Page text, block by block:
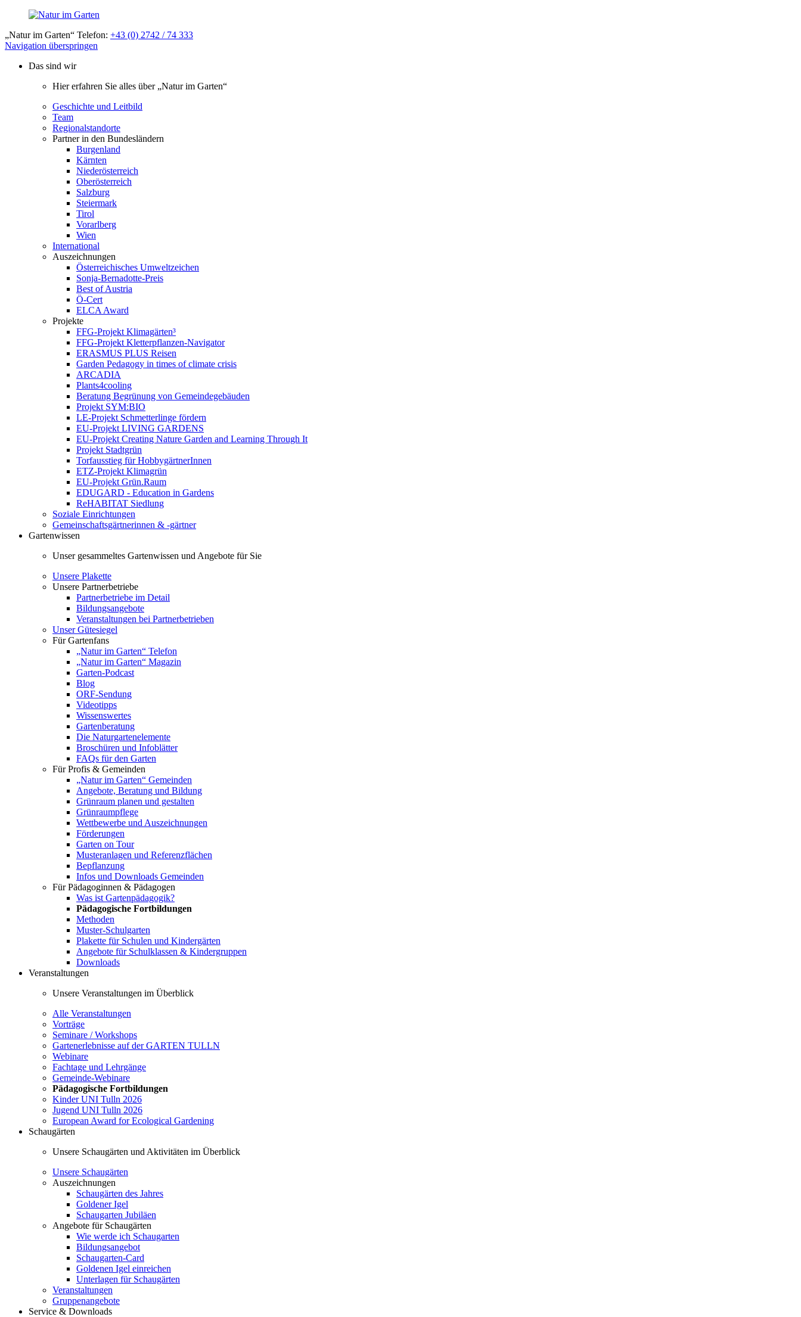
„Natur im Garten“ Telefon: +43 (0) 2742 / 74 333
Navigation überspringen
Das sind wir
Hier erfahren Sie alles über „Natur im Garten“
Geschichte und Leitbild
Team
Regionalstandorte
Partner in den Bundesländern
Burgenland
Kärnten
Niederösterreich
Oberösterreich
Salzburg
Steiermark
Tirol
Vorarlberg
Wien
International
Auszeichnungen
Österreichisches Umweltzeichen
Sonja-Bernadotte-Preis
Best of Austria
Ö-Cert
ELCA Award
Projekte
FFG-Projekt Klimagärten³
FFG-Projekt Kletterpflanzen-Navigator
ERASMUS PLUS Reisen
Garden Pedagogy in times of climate crisis
ARCADIA
Plants4cooling
Beratung Begrünung von Gemeindegebäuden
Projekt SYM:BIO
LE-Projekt Schmetterlinge fördern
EU-Projekt LIVING GARDENS
EU-Projekt Creating Nature Garden and Learning Through It
Projekt Stadtgrün
Torfausstieg für HobbygärtnerInnen
ETZ-Projekt Klimagrün
EU-Projekt Grün.Raum
EDUGARD - Education in Gardens
ReHABITAT Siedlung
Soziale Einrichtungen
Gemeinschaftsgärtnerinnen & -gärtner
Gartenwissen
Unser gesammeltes Gartenwissen und Angebote für Sie
Unsere Plakette
Unsere Partnerbetriebe
Partnerbetriebe im Detail
Bildungsangebote
Veranstaltungen bei Partnerbetrieben
Unser Gütesiegel
Für Gartenfans
„Natur im Garten“ Telefon
„Natur im Garten“ Magazin
Garten-Podcast
Blog
ORF-Sendung
Videotipps
Wissenswertes
Gartenberatung
Die Naturgartenelemente
Broschüren und Infoblätter
FAQs für den Garten
Für Profis & Gemeinden
„Natur im Garten“ Gemeinden
Angebote, Beratung und Bildung
Grünraum planen und gestalten
Grünraumpflege
Wettbewerbe und Auszeichnungen
Förderungen
Garten on Tour
Musteranlagen und Referenzflächen
Bepflanzung
Infos und Downloads Gemeinden
Für Pädagoginnen & Pädagogen
Was ist Gartenpädagogik?
Pädagogische Fortbildungen
Methoden
Muster-Schulgarten
Plakette für Schulen und Kindergärten
Angebote für Schulklassen & Kindergruppen
Downloads
Veranstaltungen
Unsere Veranstaltungen im Überblick
Alle Veranstaltungen
Vorträge
Seminare / Workshops
Gartenerlebnisse auf der GARTEN TULLN
Webinare
Fachtage und Lehrgänge
Gemeinde-Webinare
Pädagogische Fortbildungen
Kinder UNI Tulln 2026
Jugend UNI Tulln 2026
European Award for Ecological Gardening
Schaugärten
Unsere Schaugärten und Aktivitäten im Überblick
Unsere Schaugärten
Auszeichnungen
Schaugärten des Jahres
Goldener Igel
Schaugarten Jubiläen
Angebote für Schaugärten
Wie werde ich Schaugarten
Bildungsangebot
Schaugarten-Card
Goldenen Igel einreichen
Unterlagen für Schaugärten
Veranstaltungen
Gruppenangebote
Service & Downloads